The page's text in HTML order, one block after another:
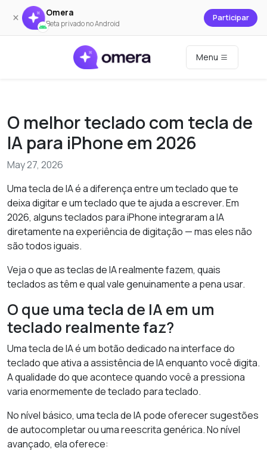
× Omera
Beta privado no Android
Participar
Menu
O melhor teclado com tecla de
IA para iPhone em 2026
May 27, 2026
Uma tecla de IA é a diferença entre um teclado que te
deixa digitar e um teclado que te ajuda a escrever. Em
2026, alguns teclados para iPhone integraram a IA
diretamente na experiência de digitação — mas eles não
são todos iguais.
Veja o que as teclas de IA realmente fazem, quais
teclados as têm e qual vale genuinamente a pena usar.
O que uma tecla de IA em um
teclado realmente faz?
Uma tecla de IA é um botão dedicado na interface do
teclado que ativa a assistência de IA enquanto você digita.
A qualidade do que acontece quando você a pressiona
varia enormemente de teclado para teclado.
No nível básico, uma tecla de IA pode oferecer sugestões
de autocompletar ou uma reescrita genérica. No nível
avançado, ela oferece: